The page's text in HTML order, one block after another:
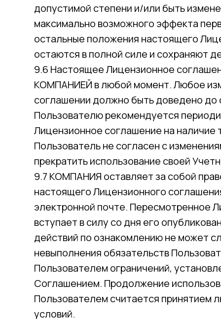
допустимой степени и/или быть
максимально возможного эффекта
остальные положения настоящего
остаются в полной силе и сохраняют
9.6 Настоящее Лицензионное
КОМПАНИЕЙ в любой момент. Любое
соглашении должно быть доведено до
Пользователю рекомендуется
Лицензионное соглашение на наличие
Пользователь не согласен с
прекратить использование своей
9.7 КОМПАНИЯ оставляет за собой
настоящего Лицензионного
электронной почте. Пересмотренное
вступает в силу со дня его
действий по ознакомлению не может
невыполнения обязательств
Пользователем ограничений,
Соглашением. Продолжение
Пользователем считается принятием
условий.